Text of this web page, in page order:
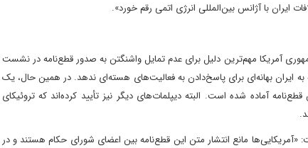
ایران با آژانس بین‌المللی انرژی اتمی رقم خورد».
آمریکا مهم‌ترین دلیل برای عدم تمایل واشنگتن به صدور قطع‌نامه در نشست
ایران بهانه‌ای برای پاسخ‌‌دادن به فعالیت‌های هسته‌ای ندهد. در همین حال، یک
آماده شده است. البته دیپلمات‌های دیگر نیز تأیید کرده‌اند که تروئیکای
«آمریکایی‌ها مانع انتشار متن این قطع‌نامه بین اعضای شورای حکام هستند و در